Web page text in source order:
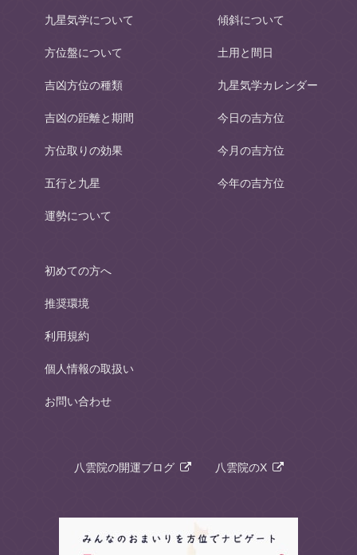
九星気学について
方位盤について
吉凶方位の種類
吉凶の距離と期間
方位取りの効果
五行と九星
運勢について
傾斜について
土用と間日
九星気学カレンダー
今日の吉方位
今月の吉方位
今年の吉方位
初めての方へ
推奨環境
利用規約
個人情報の取扱い
お問い合わせ
八雲院の開運ブログ 八雲院のX